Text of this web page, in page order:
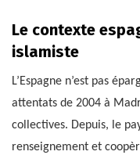
Le contexte
islamiste
L’Espagne n’est pas
attentats de 2004 à
collectives. Depuis, le
renseignement et